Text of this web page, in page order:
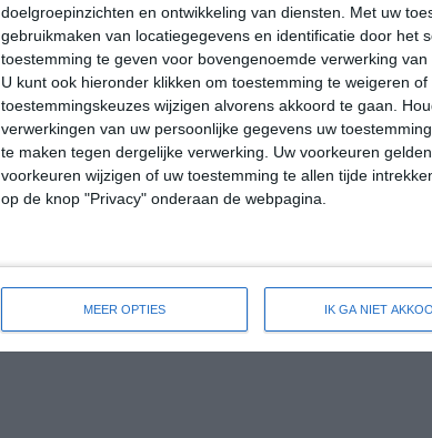
doelgroepinzichten en ontwikkeling van diensten.
Met uw
gebruikmaken van locatiegegevens en identificatie door het
toestemming te geven voor bovengenoemde verwerking
U kunt ook hieronder klikken om toestemming te weigeren
toestemmingskeuzes wijzigen alvorens akkoord te gaan.
verwerkingen van uw persoonlijke gegevens uw
te maken tegen dergelijke verwerking. Uw voorkeuren
voorkeuren wijzigen of uw toestemming te allen tijde
op de knop "Privacy" onderaan de webpagina.
MEER OPTIES IK GA NIET
22:00 01:00 04:00 07:00
Z 1 ZZW 1 Z 1 ZO 1
22:00 01:00 04:00
bekijk de uitgebreide weersverwachting voor Ecorse